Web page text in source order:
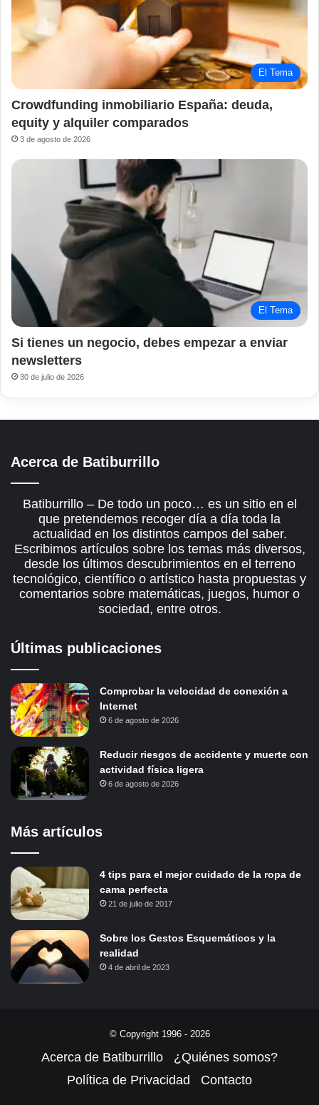
El Tema
Crowdfunding inmobiliario España: deuda,
equity y alquiler comparados
3 de agosto de 2026
El Tema
Si tienes un negocio, debes empezar a enviar
newsletters
30 de julio de 2026
Acerca de Batiburrillo
Batiburrillo – De todo un poco… es un sitio en el
que pretendemos recoger día a día toda la
actualidad en los distintos campos del saber.
Escribimos artículos sobre los temas más diversos,
desde los últimos descubrimientos en el terreno
tecnológico, científico o artístico hasta propuestas y
comentarios sobre matemáticas, juegos, humor o
sociedad, entre otros.
Últimas publicaciones
Comprobar la velocidad de conexión a
Internet
6 de agosto de 2026
Reducir riesgos de accidente y muerte con
actividad física ligera
6 de agosto de 2026
Más artículos
4 tips para el mejor cuidado de la ropa de
cama perfecta
21 de julio de 2017
Sobre los Gestos Esquemáticos y la
realidad
4 de abril de 2023
© Copyright 1996 - 2026
Acerca de Batiburrillo
¿Quiénes somos?
Política de Privacidad
Contacto